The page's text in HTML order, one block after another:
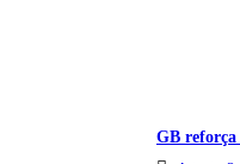
GB reforça